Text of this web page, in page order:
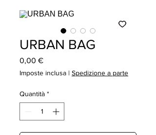
URBAN BAG
0,00 €Prezzo
Imposte inclusa | Spedizione a parte
Quantità *